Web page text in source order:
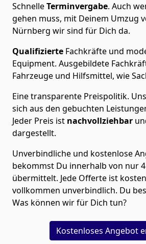
SchnelleTerminvergabe. Auch
gehen muss, mit Deinem Umzug
Nürnberg wir sind für Dich da.
Qualifizierte Fachkräfte und
Equipment. Ausgebildete
Fahrzeuge und Hilfsmittel, wie
Eine transparente Preispolitik.
sich aus den gebuchten
Jeder Preis ist nachvollziehbar
dargestellt.
Unverbindliche und kostenlose
bekommst Du innerhalb von nur4
übermittelt. Jede Offerte ist
vollkommen unverbindlich. Du
Was können wir für Dich tun?
Kostenloses Angebot